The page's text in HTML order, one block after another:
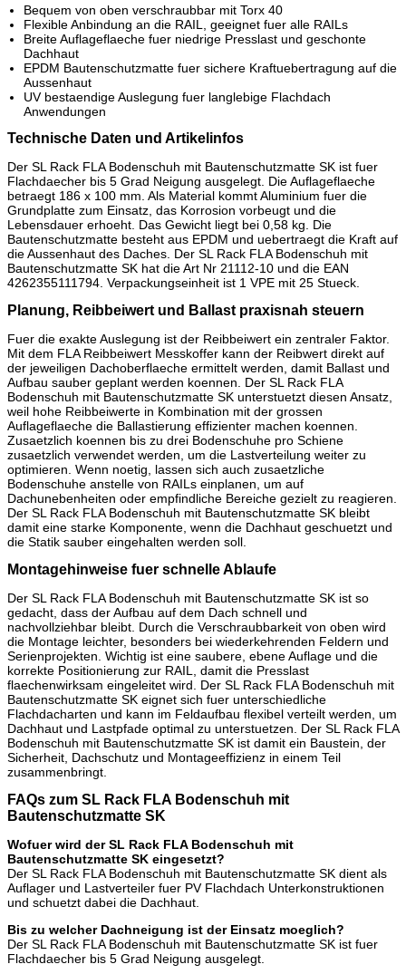
Bequem von oben verschraubbar mit Torx 40
Flexible Anbindung an die RAIL, geeignet fuer alle RAILs
Breite Auflageflaeche fuer niedrige Presslast und geschonte
Dachhaut
EPDM Bautenschutzmatte fuer sichere Kraftuebertragung auf die
Aussenhaut
UV bestaendige Auslegung fuer langlebige Flachdach
Anwendungen
Technische Daten und Artikelinfos
Der SL Rack FLA Bodenschuh mit Bautenschutzmatte SK ist fuer
Flachdaecher bis 5 Grad Neigung ausgelegt. Die Auflageflaeche
betraegt 186 x 100 mm. Als Material kommt Aluminium fuer die
Grundplatte zum Einsatz, das Korrosion vorbeugt und die
Lebensdauer erhoeht. Das Gewicht liegt bei 0,58 kg. Die
Bautenschutzmatte besteht aus EPDM und uebertraegt die Kraft auf
die Aussenhaut des Daches. Der SL Rack FLA Bodenschuh mit
Bautenschutzmatte SK hat die Art Nr 21112-10 und die EAN
4262355111794. Verpackungseinheit ist 1 VPE mit 25 Stueck.
Planung, Reibbeiwert und Ballast praxisnah steuern
Fuer die exakte Auslegung ist der Reibbeiwert ein zentraler Faktor.
Mit dem FLA Reibbeiwert Messkoffer kann der Reibwert direkt auf
der jeweiligen Dachoberflaeche ermittelt werden, damit Ballast und
Aufbau sauber geplant werden koennen. Der SL Rack FLA
Bodenschuh mit Bautenschutzmatte SK unterstuetzt diesen Ansatz,
weil hohe Reibbeiwerte in Kombination mit der grossen
Auflageflaeche die Ballastierung effizienter machen koennen.
Zusaetzlich koennen bis zu drei Bodenschuhe pro Schiene
zusaetzlich verwendet werden, um die Lastverteilung weiter zu
optimieren. Wenn noetig, lassen sich auch zusaetzliche
Bodenschuhe anstelle von RAILs einplanen, um auf
Dachunebenheiten oder empfindliche Bereiche gezielt zu reagieren.
Der SL Rack FLA Bodenschuh mit Bautenschutzmatte SK bleibt
damit eine starke Komponente, wenn die Dachhaut geschuetzt und
die Statik sauber eingehalten werden soll.
Montagehinweise fuer schnelle Ablaufe
Der SL Rack FLA Bodenschuh mit Bautenschutzmatte SK ist so
gedacht, dass der Aufbau auf dem Dach schnell und
nachvollziehbar bleibt. Durch die Verschraubbarkeit von oben wird
die Montage leichter, besonders bei wiederkehrenden Feldern und
Serienprojekten. Wichtig ist eine saubere, ebene Auflage und die
korrekte Positionierung zur RAIL, damit die Presslast
flaechenwirksam eingeleitet wird. Der SL Rack FLA Bodenschuh mit
Bautenschutzmatte SK eignet sich fuer unterschiedliche
Flachdacharten und kann im Feldaufbau flexibel verteilt werden, um
Dachhaut und Lastpfade optimal zu unterstuetzen. Der SL Rack FLA
Bodenschuh mit Bautenschutzmatte SK ist damit ein Baustein, der
Sicherheit, Dachschutz und Montageeffizienz in einem Teil
zusammenbringt.
FAQs zum SL Rack FLA Bodenschuh mit
Bautenschutzmatte SK
Wofuer wird der SL Rack FLA Bodenschuh mit
Bautenschutzmatte SK eingesetzt?
Der SL Rack FLA Bodenschuh mit Bautenschutzmatte SK dient als
Auflager und Lastverteiler fuer PV Flachdach Unterkonstruktionen
und schuetzt dabei die Dachhaut.
Bis zu welcher Dachneigung ist der Einsatz moeglich?
Der SL Rack FLA Bodenschuh mit Bautenschutzmatte SK ist fuer
Flachdaecher bis 5 Grad Neigung ausgelegt.